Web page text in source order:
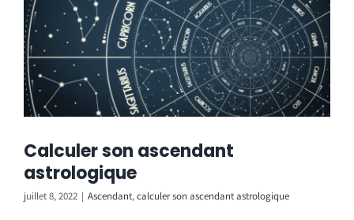
Calculer son ascendant
astrologique
juillet 8, 2022 | Ascendant,calculer son ascendant astrologique